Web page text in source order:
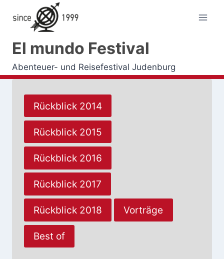
Inhalt
springen
El mundo Festival
Abenteuer- und Reisefestival Judenburg
Rückblick 2014
Rückblick 2015
Rückblick 2016
Rückblick 2017
Rückblick 2018 Vorträge
Best of